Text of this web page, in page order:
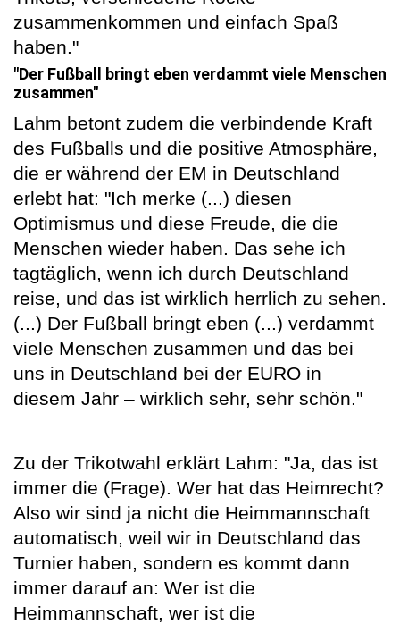
zusammenkommen und einfach Spaß
haben."
"Der Fußball bringt eben verdammt viele Menschen
zusammen"
Lahm betont zudem die verbindende Kraft
des Fußballs und die positive Atmosphäre,
die er während der EM in Deutschland
erlebt hat: "Ich merke (...) diesen
Optimismus und diese Freude, die die
Menschen wieder haben. Das sehe ich
tagtäglich, wenn ich durch Deutschland
reise, und das ist wirklich herrlich zu sehen.
(...) Der Fußball bringt eben (...) verdammt
viele Menschen zusammen und das bei
uns in Deutschland bei der EURO in
diesem Jahr – wirklich sehr, sehr schön."
Zu der Trikotwahl erklärt Lahm: "Ja, das ist
immer die (Frage). Wer hat das Heimrecht?
Also wir sind ja nicht die Heimmannschaft
automatisch, weil wir in Deutschland das
Turnier haben, sondern es kommt dann
immer darauf an: Wer ist die
Heimmannschaft, wer ist die